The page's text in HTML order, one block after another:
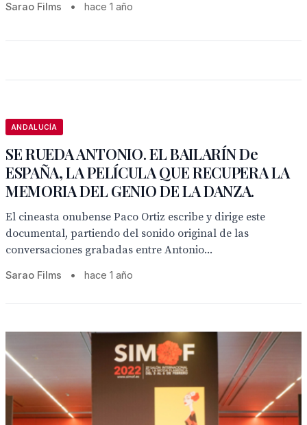
Sarao Films • hace 1 año
ANDALUCÍA
SE RUEDA ANTONIO. EL BAILARÍN De
ESPAÑA, LA PELÍCULA QUE RECUPERA LA
MEMORIA DEL GENIO DE LA DANZA.
El cineasta onubense Paco Ortiz escribe y dirige este
documental, partiendo del sonido original de las
conversaciones grabadas entre Antonio...
Sarao Films • hace 1 año